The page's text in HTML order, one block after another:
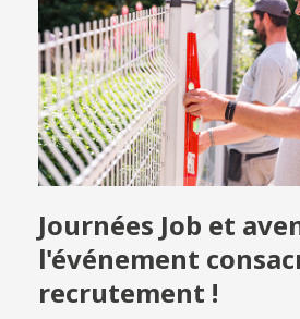
Journées Job et
l'événement
recrutement !